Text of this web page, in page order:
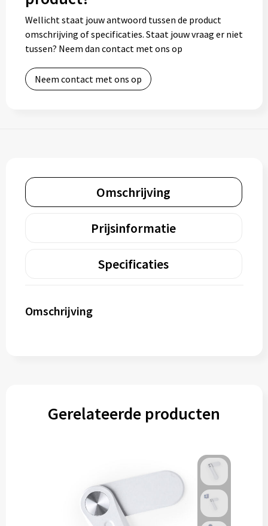
Wellicht staat jouw antwoord tussen de product
omschrijving of specificaties. Staat jouw vraag er niet
tussen? Neem dan contact met ons op
Neem contact met ons op
Omschrijving
Prijsinformatie
Specificaties
Omschrijving
Gerelateerde producten